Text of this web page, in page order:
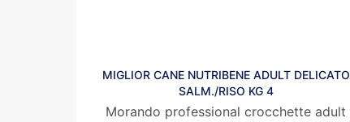
MIGLIOR CANE NUTRIBENE ADULT DELICATO
SALM./RISO KG 4
Morando professional crocchette adult